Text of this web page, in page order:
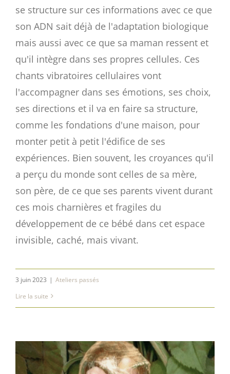
se structure sur ces informations avec ce que
son ADN sait déjà de l'adaptation biologique
mais aussi avec ce que sa maman ressent et
qu'il intègre dans ses propres cellules. Ces
chants vibratoires cellulaires vont
l'accompagner dans ses émotions, ses choix,
ses directions et il va en faire sa structure,
comme les fondations d'une maison, pour
monter petit à petit l'édifice de ses
expériences. Bien souvent, les croyances qu'il
a perçu du monde sont celles de sa mère,
son père, de ce que ses parents vivent durant
ces mois charnières et fragiles du
développement de ce bébé dans cet espace
invisible, caché, mais vivant.
3 juin 2023 | Ateliers passés
Lire la suite